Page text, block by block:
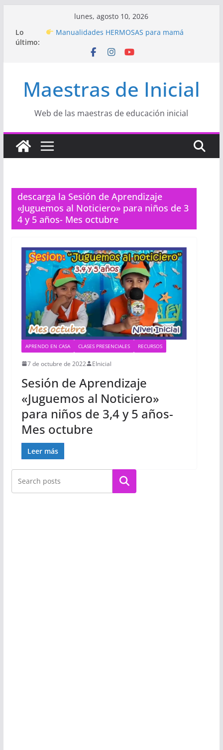
contenido
lunes, agosto 10, 2026
Lo
último:
amor en Inicial
(fáciles y llenas de amor)
Proyecto
“Celebramos con Alegría la Semana
de la Educación Inicial»
Mamá hecho con amor
Maestras de Inicial
Web de las maestras de educación inicial
descarga la Sesión de Aprendizaje
«Juguemos al Noticiero» para niños de 3
4 y 5 años- Mes octubre
APRENDO EN CASA CLASES PRESENCIALES RECURSOS
7 de octubre de 2022 EInicial
Sesión de Aprendizaje
«Juguemos al Noticiero»
para niños de 3,4 y 5 años-
Mes octubre
Leer más
Buscar